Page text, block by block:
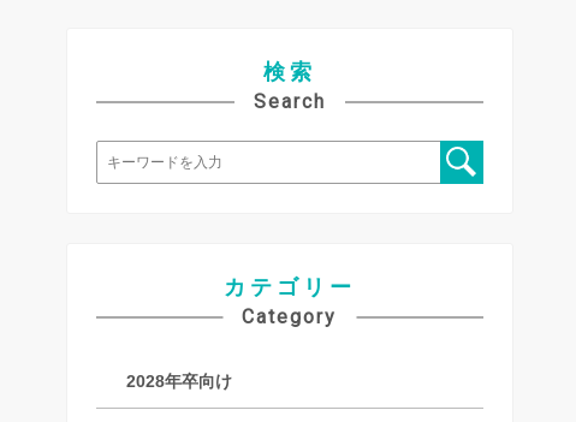
検索
Search
カテゴリー
Category
2028年卒向け